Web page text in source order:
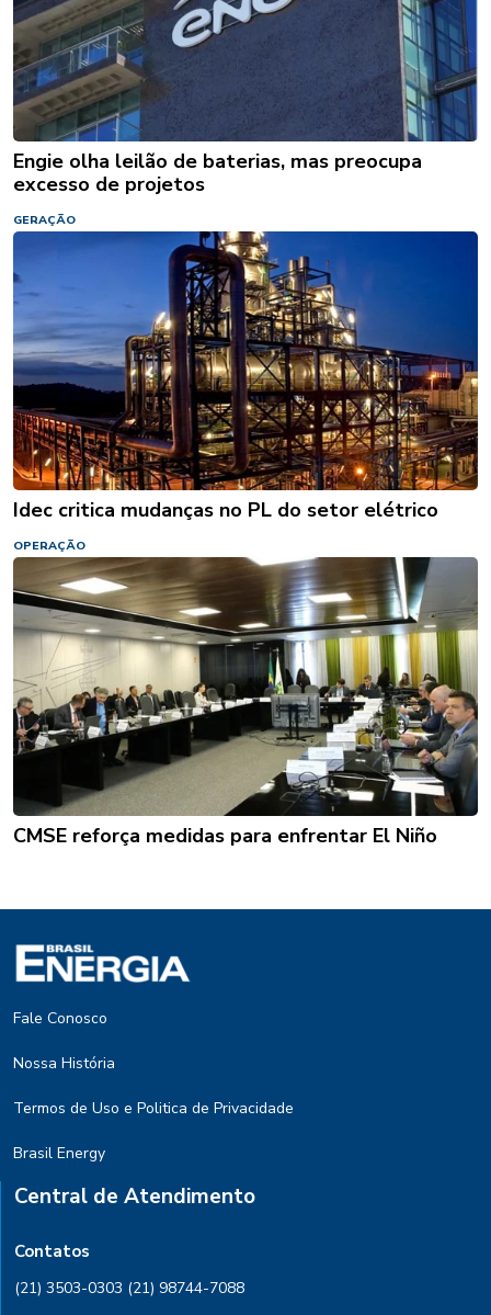
Engie olha leilão de baterias, mas preocupa
excesso de projetos
GERAÇÃO
Idec critica mudanças no PL do setor elétrico
OPERAÇÃO
CMSE reforça medidas para enfrentar El Niño
Fale Conosco
Nossa História
Termos de Uso e Politica de Privacidade
Brasil Energy
Central de Atendimento
Contatos
(21) 3503-0303 (21) 98744-7088